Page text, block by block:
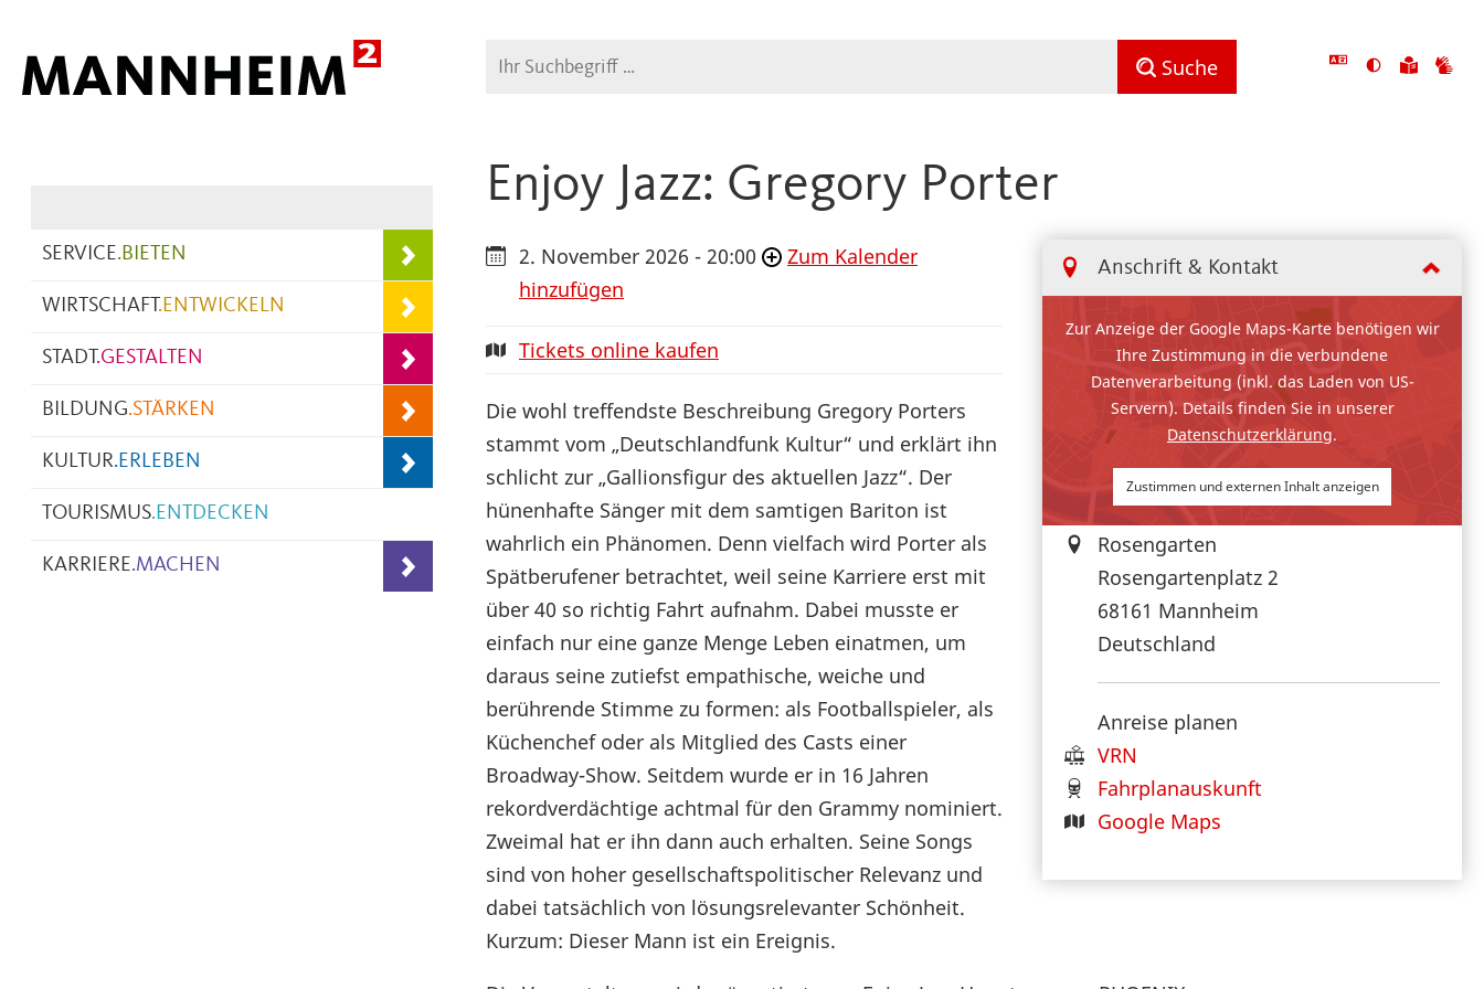
Suche Suche
Ansicht
Zu
SERVICE.BIETEN
WIRTSCHAFT.ENTWICKELN
STADT.GESTALTEN
BILDUNG.STÄRKEN
KULTUR.ERLEBEN
TOURISMUS.ENTDECKEN
KARRIERE.MACHEN
Enjoy Jazz: Gregory Porter
Anschrift & Kontakt
Zur Anzeige der Google Maps-Karte benötigen wir
Ihre Zustimmung in die verbundene
Datenverarbeitung (inkl. das Laden von US-
Servern). Details finden Sie in unserer
Datenschutzerklärung.
Zustimmen und externen Inhalt anzeigen
Rosengarten
Rosengartenplatz 2
68161 Mannheim
Deutschland
Anreise planen
VRN
Fahrplanauskunft
Google Maps
2. November 2026 - 20:00
Zum Kalender
hinzufügen
Tickets online kaufen
Die wohl treffendste Beschreibung Gregory Porters
stammt vom „Deutschlandfunk Kultur“ und erklärt ihn
schlicht zur „Gallionsfigur des aktuellen Jazz“. Der
hünenhafte Sänger mit dem samtigen Bariton ist
wahrlich ein Phänomen. Denn vielfach wird Porter als
Spätberufener betrachtet, weil seine Karriere erst mit
über 40 so richtig Fahrt aufnahm. Dabei musste er
einfach nur eine ganze Menge Leben einatmen, um
daraus seine zutiefst empathische, weiche und
berührende Stimme zu formen: als Footballspieler, als
Küchenchef oder als Mitglied des Casts einer
Broadway-Show. Seitdem wurde er in 16 Jahren
rekordverdächtige achtmal für den Grammy nominiert.
Zweimal hat er ihn dann auch erhalten. Seine Songs
sind von hoher gesellschaftspolitischer Relevanz und
dabei tatsächlich von lösungsrelevanter Schönheit.
Kurzum: Dieser Mann ist ein Ereignis.